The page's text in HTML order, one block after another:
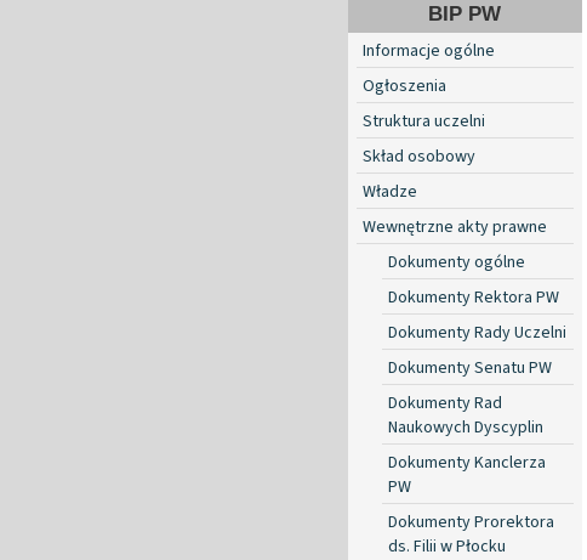
BIP PW
Informacje ogólne
Ogłoszenia
Struktura uczelni
Skład osobowy
Władze
Wewnętrzne akty prawne
Dokumenty ogólne
Dokumenty Rektora PW
Dokumenty Rady Uczelni
Dokumenty Senatu PW
Dokumenty Rad
Naukowych Dyscyplin
Dokumenty Kanclerza
PW
Dokumenty Prorektora
ds. Filii w Płocku